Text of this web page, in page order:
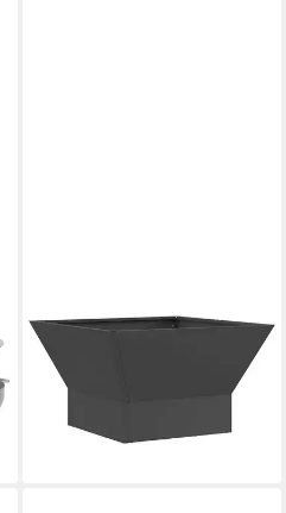
Schwarz 60 x 60 x 35 cm
Wetterfeststahl, (1-St)
ab 61,99 €
lieferbar - in 4-5 Werktagen bei dir